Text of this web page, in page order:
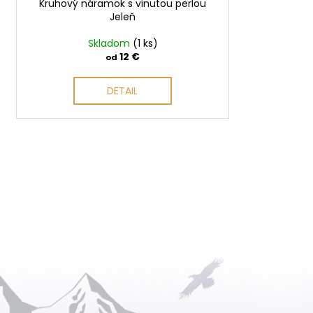
Kruhový náramok s vinutou perlou
Jeleň
Skladom (1 ks)
od 12 €
DETAIL